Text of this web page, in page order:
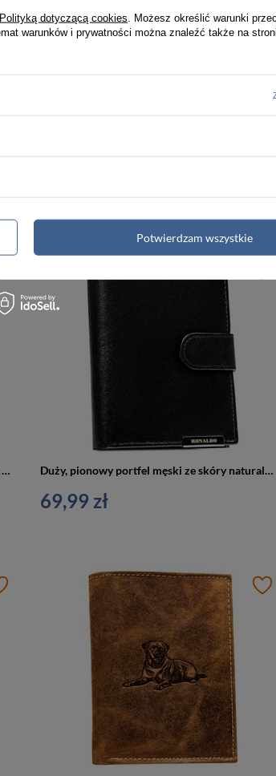
Portfel męski ze skóry naturalnej w czarnym kolorze zapinany na zatrzask - Ronaldo Duży, pionowy portfel męski ze skóry naturalnej w czarnym kolorze zamykany na zatrzask - Ronaldo
69,99 zł
Polityką dotyczącą cookies . Możesz określić warunki
warunków i prywatności można znaleźć także na
Potwierdzam wszystkie